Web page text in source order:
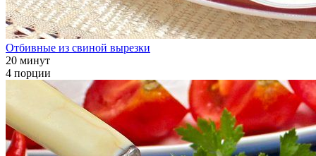
Отбивные из свиной вырезки
20 минут
4 порции